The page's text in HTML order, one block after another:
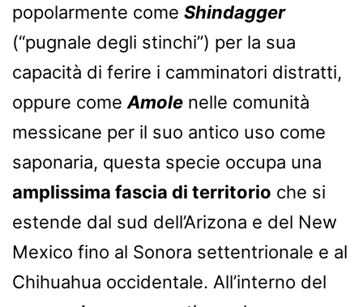
popolarmente come Shindagger
(“pugnale degli stinchi”) per la sua
capacità di ferire i camminatori distratti,
oppure come Amole nelle comunità
messicane per il suo antico uso come
saponaria, questa specie occupa una
amplissima fascia di territorio che si
estende dal sud dell’Arizona e del New
Mexico fino al Sonora settentrionale e al
Chihuahua occidentale. All’interno del